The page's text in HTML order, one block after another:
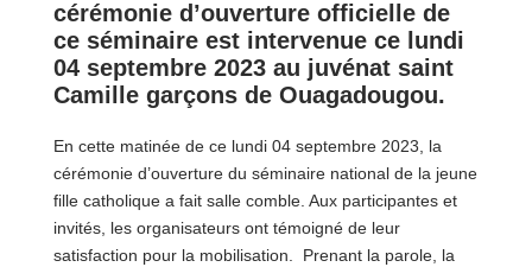
cérémonie d’ouverture officielle de
ce séminaire est intervenue ce lundi
04 septembre 2023 au juvénat saint
Camille garçons de Ouagadougou.
En cette matinée de ce lundi 04 septembre 2023, la
cérémonie d’ouverture du séminaire national de la jeune
fille catholique a fait salle comble. Aux participantes et
invités, les organisateurs ont témoigné de leur
satisfaction pour la mobilisation. Prenant la parole, la